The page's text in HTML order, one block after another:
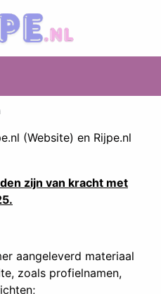
(Website) en Rijpe.nl
zijn van kracht met
aangeleverd materiaal
zoals profielnamen,